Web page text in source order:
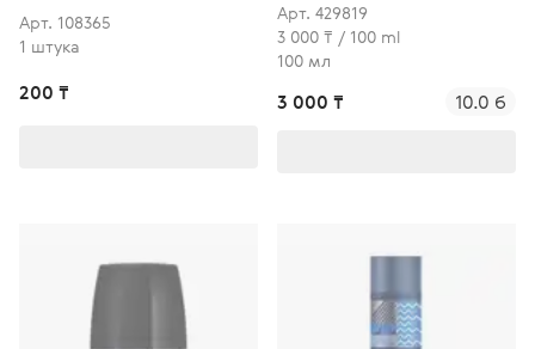
Арт. 108365
1 штука
200 ₸
Арт. 429819
3 000 ₸ / 100 ml
100 мл
3 000 ₸ 10.0 б